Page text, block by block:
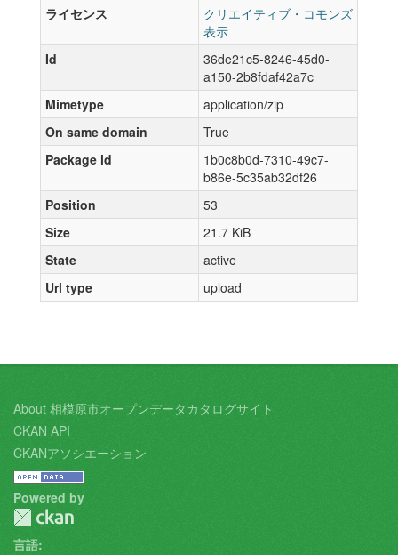
ライセンス
クリエイティブ・コモンズ
表示
Id
36de21c5-8246-45d0-
a150-2b8fdaf42a7c
Mimetype
application/zip
On same domain
True
Package id
1b0c8b0d-7310-49c7-
b86e-5c35ab32df26
Position
53
Size
21.7 KiB
State
active
Url type
upload
About 相模原市オープンデータカタログサイト
CKAN API
CKANアソシエーション
Powered by
言語